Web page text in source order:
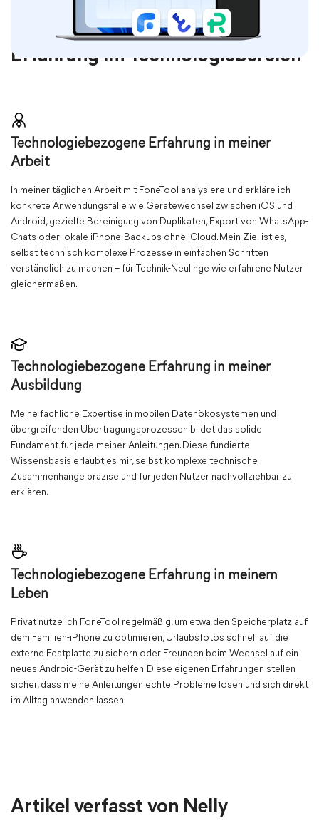
Erfahrung im Technologiebereich
Technologiebezogene Erfahrung in meiner
Arbeit
In meiner täglichen Arbeit mit FoneTool analysiere und erkläre ich
konkrete Anwendungsfälle wie Gerätewechsel zwischen iOS und
Android, gezielte Bereinigung von Duplikaten, Export von WhatsApp-
Chats oder lokale iPhone-Backups ohne iCloud. Mein Ziel ist es,
selbst technisch komplexe Prozesse in einfachen Schritten
verständlich zu machen – für Technik-Neulinge wie erfahrene Nutzer
gleichermaßen.
Technologiebezogene Erfahrung in meiner
Ausbildung
Meine fachliche Expertise in mobilen Datenökosystemen und
übergreifenden Übertragungsprozessen bildet das solide
Fundament für jede meiner Anleitungen. Diese fundierte
Wissensbasis erlaubt es mir, selbst komplexe technische
Zusammenhänge präzise und für jeden Nutzer nachvollziehbar zu
erklären.
Technologiebezogene Erfahrung in meinem
Leben
Privat nutze ich FoneTool regelmäßig, um etwa den Speicherplatz auf
dem Familien-iPhone zu optimieren, Urlaubsfotos schnell auf die
externe Festplatte zu sichern oder Freunden beim Wechsel auf ein
neues Android-Gerät zu helfen. Diese eigenen Erfahrungen stellen
sicher, dass meine Anleitungen echte Probleme lösen und sich direkt
im Alltag anwenden lassen.
Artikel verfasst von Nelly